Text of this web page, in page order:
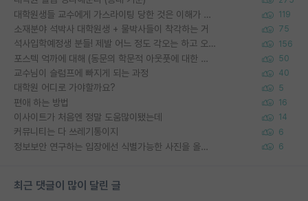
대학원생들 교수에게 가스라이팅 당한 것은 이해가 갑니다. 안타깝네요. 119
소재분야 석박사 대학원생 + 물박사들이 착각하는 거 75
석사입학예정생 분들! 제발 어느 정도 각오는 하고 오세요. 156
포스텍 억까에 대해 (동문의 학문적 아웃풋에 대한 반박) 50
교수님이 슬럼프에 빠지게 되는 과정 40
대학원 어디로 가야할까요? 5
편애 하는 방법 16
이사이트가 처음엔 정말 도움많이됐는데 14
커뮤니티는 다 쓰레기통이지 6
정보보안 연구하는 입장에선 식별가능한 사진을 올리는건 비추이긴함 6
최근 댓글이 많이 달린 글